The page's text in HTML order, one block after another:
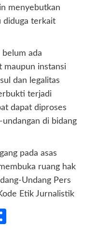
menyebutkan
diduga terkait
ada
maupun instansi
dan legalitas
terjadi
dapat diproses
di bidang
pada asas
ruang hak
Undang Pers
Etik Jurnalistik